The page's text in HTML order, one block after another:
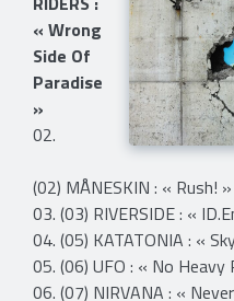
« Wrong
Side Of
Paradise
»
02.
(02) MÅNESKIN : « Rush! »
03. (03) RIVERSIDE : «
04. (05) KATATONIA : «
05. (06) UFO : « No
06. (07) NIRVANA : «